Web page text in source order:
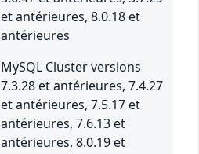
et antérieures, 8.0.18 et
antérieures
MySQL Cluster versions
7.3.28 et antérieures, 7.4.27
et antérieures, 7.5.17 et
antérieures, 7.6.13 et
antérieures, 8.0.19 et